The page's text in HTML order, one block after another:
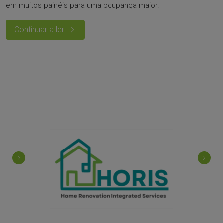
em muitos painéis para uma poupança maior.
Continuar a ler